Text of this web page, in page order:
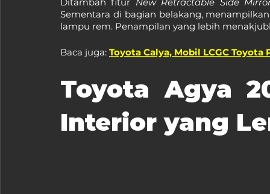
Sementara di bagian belakang,
lampu rem. Penampilan yang lebih
Baca juga: Toyota Calya, Mobil LCGC
Toyota Agya
Interior yang